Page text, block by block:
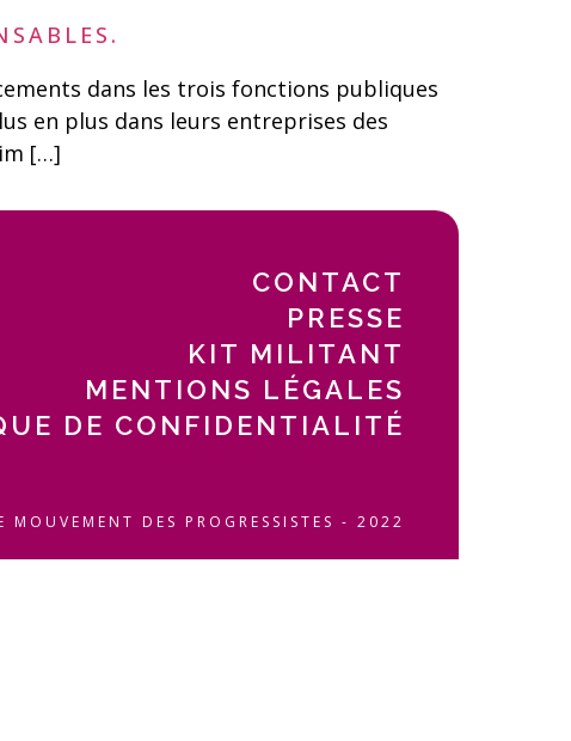
dans les trois fonctions publiques
en plus dans leurs entreprises des
[…]
CONTACT
PRESSE
KIT MILITANT
MENTIONS LÉGALES
DE CONFIDENTIALITÉ
MOUVEMENT DES PROGRESSISTES - 2022